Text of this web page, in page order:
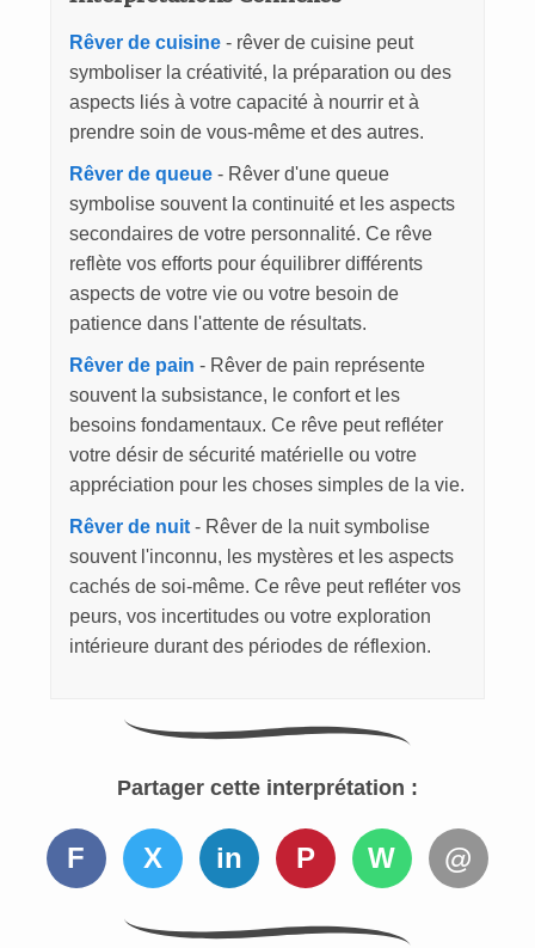
Rêver de cuisine- rêver de cuisine peut
symboliser la créativité, la préparation ou des
aspects liés à votre capacité à nourrir et à
prendre soin de vous-même et des autres.
Rêver de queue- Rêver d'une queue
symbolise souvent la continuité et les aspects
secondaires de votre personnalité. Ce rêve
reflète vos efforts pour équilibrer différents
aspects de votre vie ou votre besoin de
patience dans l'attente de résultats.
Rêver de pain - Rêver de pain représente
souvent la subsistance, le confort et les
besoins fondamentaux. Ce rêve peut refléter
votre désir de sécurité matérielle ou votre
appréciation pour les choses simples de la vie.
Rêver de nuit- Rêver de la nuit symbolise
souvent l'inconnu, les mystères et les aspects
cachés de soi-même. Ce rêve peut refléter vos
peurs, vos incertitudes ou votre exploration
intérieure durant des périodes de réflexion.
Partager cette interprétation :
F X in P W @